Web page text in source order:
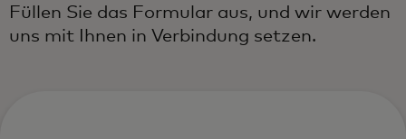
Neuigkeiten und Trends
Füllen Sie das Formular aus, und wir werden
uns mit Ihnen in Verbindung setzen.